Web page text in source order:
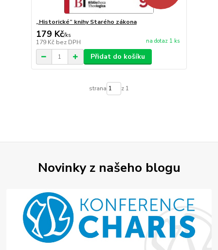
„Historické“ knihy Starého zákona
179 Kč/ks
179 Kč bez DPH na dotaz 1 ks
Přidat do košíku
strana z 1
Novinky z našeho blogu